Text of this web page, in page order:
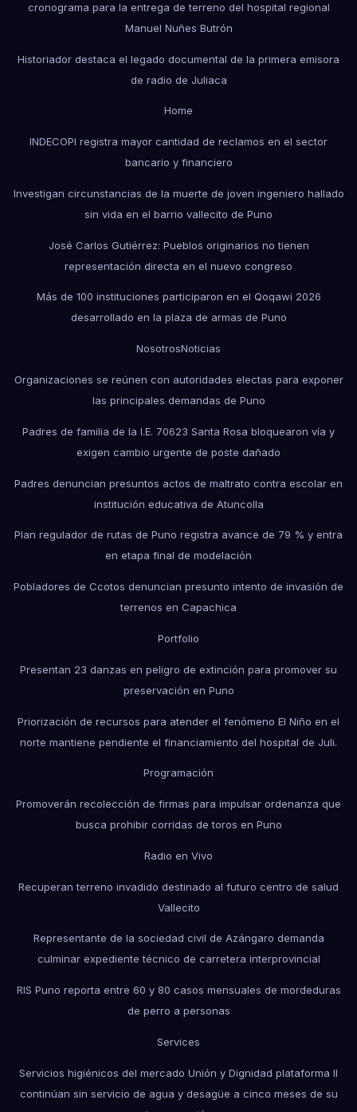
cronograma para la entrega de terreno del hospital regional
Manuel Nuñes Butrón
Historiador destaca el legado documental de la primera emisora
de radio de Juliaca
Home
INDECOPI registra mayor cantidad de reclamos en el sector
bancario y financiero
Investigan circunstancias de la muerte de joven ingeniero hallado
sin vida en el barrio vallecito de Puno
José Carlos Gutiérrez: Pueblos originarios no tienen
representación directa en el nuevo congreso
Más de 100 instituciones participaron en el Qoqawi 2026
desarrollado en la plaza de armas de Puno
NosotrosNoticias
Organizaciones se reúnen con autoridades electas para exponer
las principales demandas de Puno
Padres de familia de la I.E. 70623 Santa Rosa bloquearon vía y
exigen cambio urgente de poste dañado
Padres denuncian presuntos actos de maltrato contra escolar en
institución educativa de Atuncolla
Plan regulador de rutas de Puno registra avance de 79 % y entra
en etapa final de modelación
Pobladores de Ccotos denuncian presunto intento de invasión de
terrenos en Capachica
Portfolio
Presentan 23 danzas en peligro de extinción para promover su
preservación en Puno
Priorización de recursos para atender el fenómeno El Niño en el
norte mantiene pendiente el financiamiento del hospital de Juli.
Programación
Promoverán recolección de firmas para impulsar ordenanza que
busca prohibir corridas de toros en Puno
Radio en Vivo
Recuperan terreno invadido destinado al futuro centro de salud
Vallecito
Representante de la sociedad civil de Azángaro demanda
culminar expediente técnico de carretera interprovincial
RIS Puno reporta entre 60 y 80 casos mensuales de mordeduras
de perro a personas
Services
Servicios higiénicos del mercado Unión y Dignidad plataforma II
continúan sin servicio de agua y desagüe a cinco meses de su